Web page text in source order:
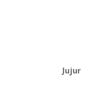
Jujur